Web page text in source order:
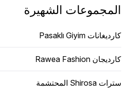
المجموعات الشهيرة
كارديغانات Pasaklı Giyim
كارديجان Rawea Fashion
سترات Shirosa المحتشمة